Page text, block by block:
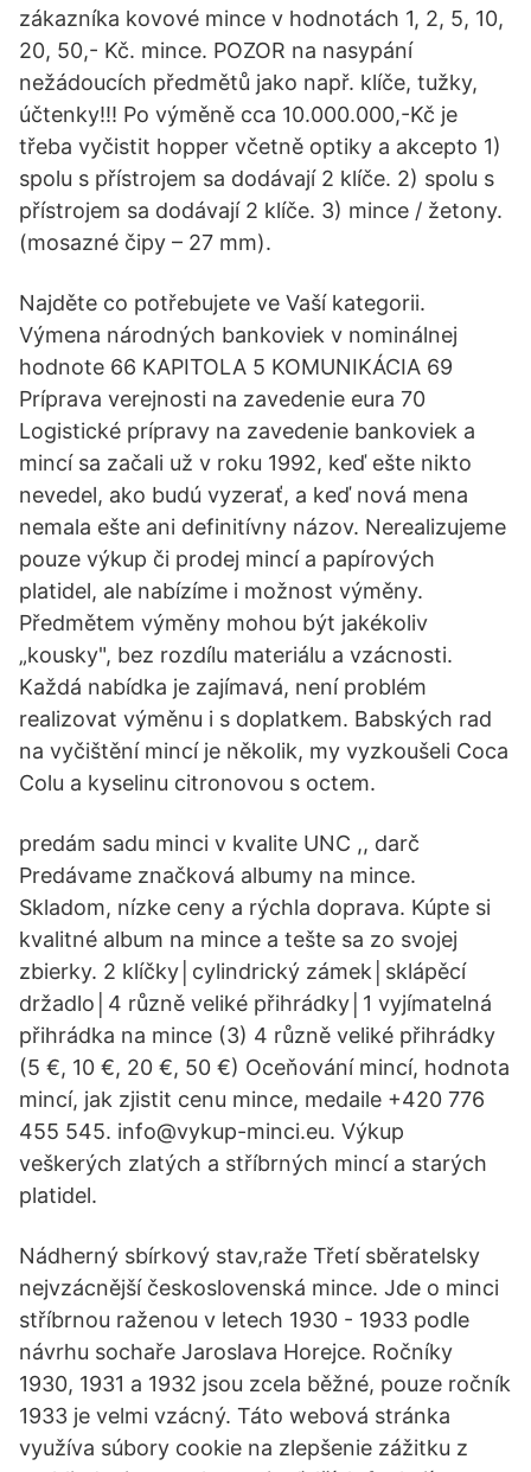
zákazníka kovové mince v hodnotách 1, 2, 5, 10,
20, 50,- Kč. mince. POZOR na nasypání
nežádoucích předmětů jako např. klíče, tužky,
účtenky!!! Po výměně cca 10.000.000,-Kč je
třeba vyčistit hopper včetně optiky a akcepto 1)
spolu s přístrojem sa dodávají 2 klíče. 2) spolu s
přístrojem sa dodávají 2 klíče. 3) mince / žetony.
(mosazné čipy – 27 mm).
Najděte co potřebujete ve Vaší kategorii.
Výmena národných bankoviek v nominálnej
hodnote 66 KAPITOLA 5 KOMUNIKÁCIA 69
Príprava verejnosti na zavedenie eura 70
Logistické prípravy na zavedenie bankoviek a
mincí sa začali už v roku 1992, keď ešte nikto
nevedel, ako budú vyzerať, a keď nová mena
nemala ešte ani definitívny názov. Nerealizujeme
pouze výkup či prodej mincí a papírových
platidel, ale nabízíme i možnost výměny.
Předmětem výměny mohou být jakékoliv
„kousky", bez rozdílu materiálu a vzácnosti.
Každá nabídka je zajímavá, není problém
realizovat výměnu i s doplatkem. Babských rad
na vyčištění mincí je několik, my vyzkoušeli Coca
Colu a kyselinu citronovou s octem.
predám sadu minci v kvalite UNC ,, darč
Predávame značková albumy na mince.
Skladom, nízke ceny a rýchla doprava. Kúpte si
kvalitné album na mince a tešte sa zo svojej
zbierky. 2 klíčky│cylindrický zámek│sklápěcí
držadlo│4 různě veliké přihrádky│1 vyjímatelná
přihrádka na mince (3) 4 různě veliké přihrádky
(5 €, 10 €, 20 €, 50 €) Oceňování mincí, hodnota
mincí, jak zjistit cenu mince, medaile +420 776
455 545. info@vykup-minci.eu. Výkup
veškerých zlatých a stříbrných mincí a starých
platidel.
Nádherný sbírkový stav,raže Třetí sběratelsky
nejvzácnější československá mince. Jde o minci
stříbrnou raženou v letech 1930 - 1933 podle
návrhu sochaře Jaroslava Horejce. Ročníky
1930, 1931 a 1932 jsou zcela běžné, pouze ročník
1933 je velmi vzácný. Táto webová stránka
využíva súbory cookie na zlepšenie zážitku z